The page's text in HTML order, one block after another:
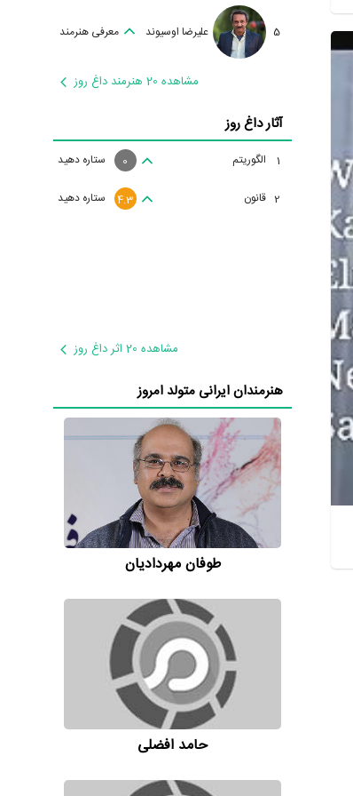
5 علیرضا اوسیوند معرفی هنرمند
مشاهده 20 هنرمند داغ روز
آثار داغ روز
1 الگوریتم ستاره دهید 0
2 قانون ستاره دهید 4.3
مشاهده 20 اثر داغ روز
هنرمندان ایرانی متولد امروز
طوفان مهردادیان
حامد افضلی